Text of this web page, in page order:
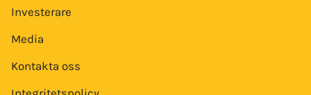
Investerare
Media
Kontakta oss